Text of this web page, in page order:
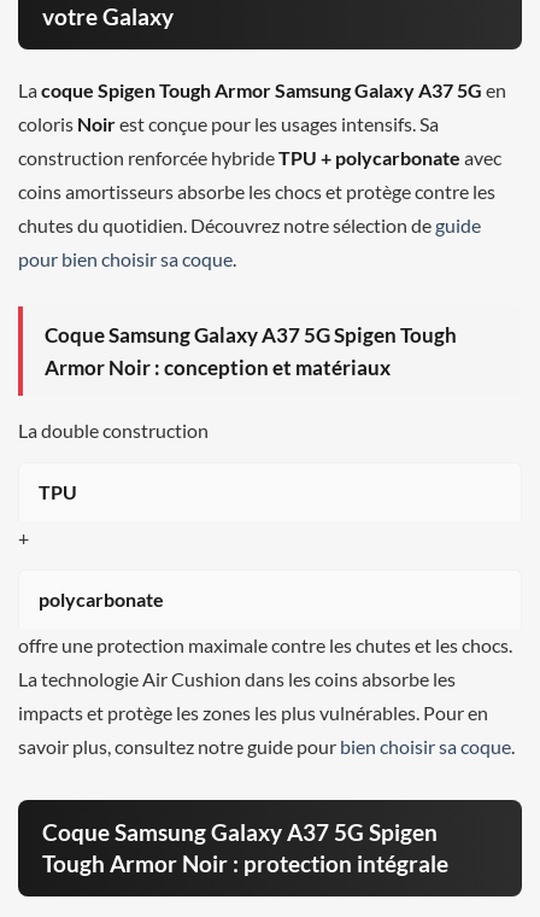
votre Galaxy
Lacoque Spigen Tough Armor Samsung Galaxy A37 5G en
coloris Noirest conçue pour les usages intensifs. Sa
construction renforcée hybrideTPU + polycarbonate avec
coins amortisseurs absorbe les chocs et protège contre les
chutes du quotidien. Découvrez notre sélection deguide
pour bien choisir sa coque
Coque Samsung Galaxy A37 5G Spigen Tough
Armor Noir : conception et matériaux
La double construction
TPU
+
polycarbonate
offre une protection maximale contre les chutes et les chocs.
La technologie Air Cushion dans les coins absorbe les
impacts et protège les zones les plus vulnérables. Pour en
savoir plus, consultez notre guide pour bien choisir sa coque
Coque Samsung Galaxy A37 5G Spigen
Tough Armor Noir : protection intégrale